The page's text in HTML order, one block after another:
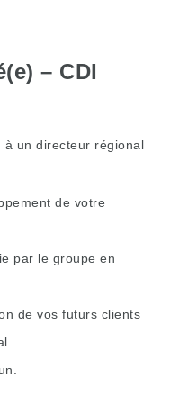
– CDI
un directeur régional
de votre
par le groupe en
de vos futurs clients